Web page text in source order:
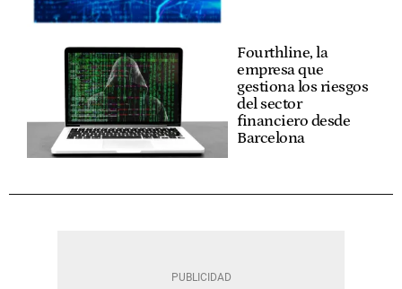
Fourthline, la
empresa que
gestiona los riesgos
del sector
financiero desde
Barcelona